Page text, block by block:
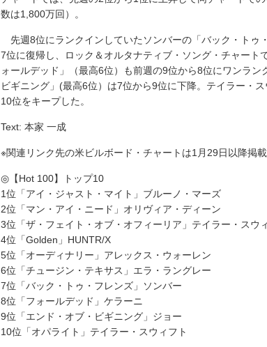
数は1,800万回）。
先週8位にランクインしていたソンバーの「バック・トゥ
7位に復帰し、ロック＆オルタナティブ・ソング・チャート
ォールデッド」（最高6位）も前週の9位から8位にワンラン
ビギニング」(最高6位）は7位から9位に下降。テイラー・
10位をキープした。
Text: 本家 一成
※関連リンク先の米ビルボード・チャートは1月29日以降掲載
◎【Hot 100】トップ10
1位「アイ・ジャスト・マイト」ブルーノ・マーズ
2位「マン・アイ・ニード」オリヴィア・ディーン
3位「ザ・フェイト・オブ・オフィーリア」テイラー・スウ
4位「Golden」HUNTR/X
5位「オーディナリー」アレックス・ウォーレン
6位「チュージン・テキサス」エラ・ラングレー
7位「バック・トゥ・フレンズ」ソンバー
8位「フォールデッド」ケラーニ
9位「エンド・オブ・ビギニング」ジョー
10位「オパライト」テイラー・スウィフト